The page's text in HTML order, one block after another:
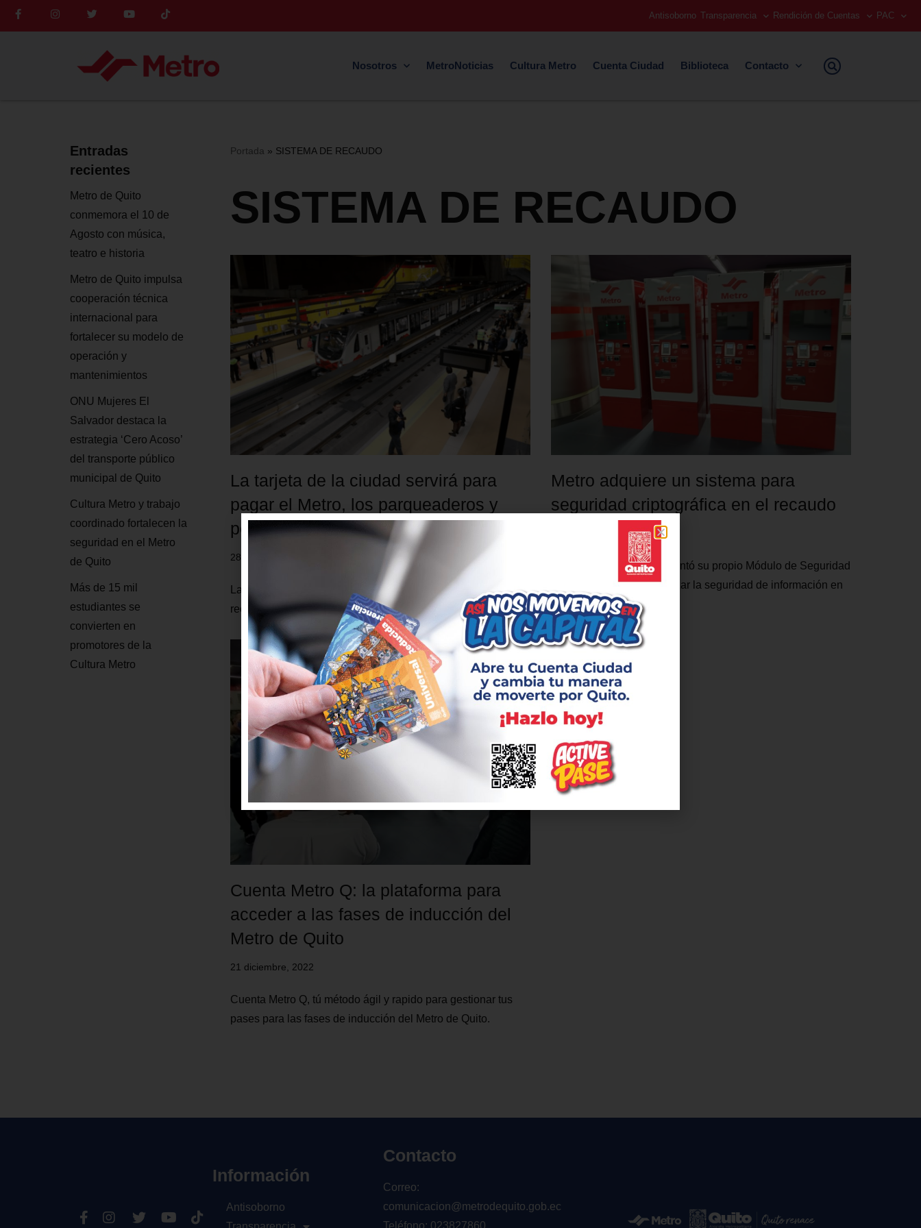
Antisoborno Transparencia Rendición de Cuentas PAC
Nosotros MetroNoticias Cultura Metro Cuenta Ciudad Biblioteca Contacto
Entradas
recientes
Metro de Quito
conmemora el 10 de
Agosto con música,
teatro e historia
Metro de Quito impulsa
cooperación técnica
internacional para
fortalecer su modelo de
operación y
mantenimientos
ONU Mujeres El
Salvador destaca la
estrategia ‘Cero Acoso’
del transporte público
municipal de Quito
Cultura Metro y trabajo
coordinado fortalecen la
seguridad en el Metro
de Quito
Más de 15 mil
estudiantes se
convierten en
promotores de la
Cultura Metro
Portada » SISTEMA DE RECAUDO
SISTEMA DE RECAUDO
La tarjeta de la ciudad servirá para
pagar el Metro, los parqueaderos y
peajes
28 julio, 2023
La tarjeta de la ciudad se implementará como método de
recaudo en el Metro de Quito.
Metro adquiere un sistema para
seguridad criptográfica en el recaudo
El Metro de Quito implementó su propio Módulo de Seguridad
de Hardware para garantizar la seguridad de información en
el sistema de recaudo.
Cuenta Metro Q: la plataforma para
acceder a las fases de inducción del
Metro de Quito
21 diciembre, 2022
Cuenta Metro Q, tú método ágil y rapido para gestionar tus
pases para las fases de inducción del Metro de Quito.
Información
Antisoborno
Contacto
Correo:
comunicacion@metrodequito.gob.ec
Teléfono: 023827860